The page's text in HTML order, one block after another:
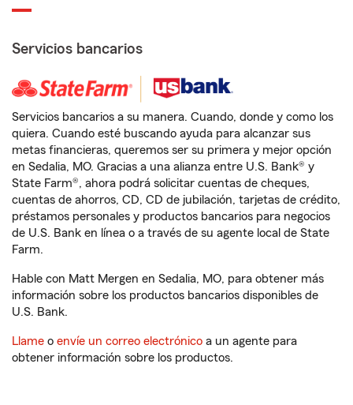
Servicios bancarios
Servicios bancarios a su manera. Cuando, donde y como los
quiera. Cuando esté buscando ayuda para alcanzar sus
metas financieras, queremos ser su primera y mejor opción
en Sedalia, MO. Gracias a una alianza entre U.S. Bank® y
State Farm®, ahora podrá solicitar cuentas de cheques,
cuentas de ahorros, CD, CD de jubilación, tarjetas de crédito,
préstamos personales y productos bancarios para negocios
de U.S. Bank en línea o a través de su agente local de State
Farm.
Hable con Matt Mergen en Sedalia, MO, para obtener más
información sobre los productos bancarios disponibles de
U.S. Bank.
Llame o envíe un correo electrónico a un agente para
obtener información sobre los productos.